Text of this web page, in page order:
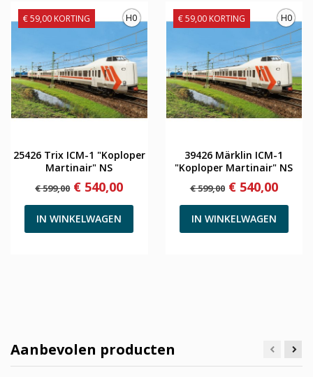
H0
€ 59,00 KORTING
25426 Trix ICM-1 "Koploper
Martinair" NS
€ 599,00 € 540,00
IN WINKELWAGEN
H0
€ 59,00 KORTING
39426 Märklin ICM-1
"Koploper Martinair" NS
€ 599,00 € 540,00
IN WINKELWAGEN
Aanbevolen producten